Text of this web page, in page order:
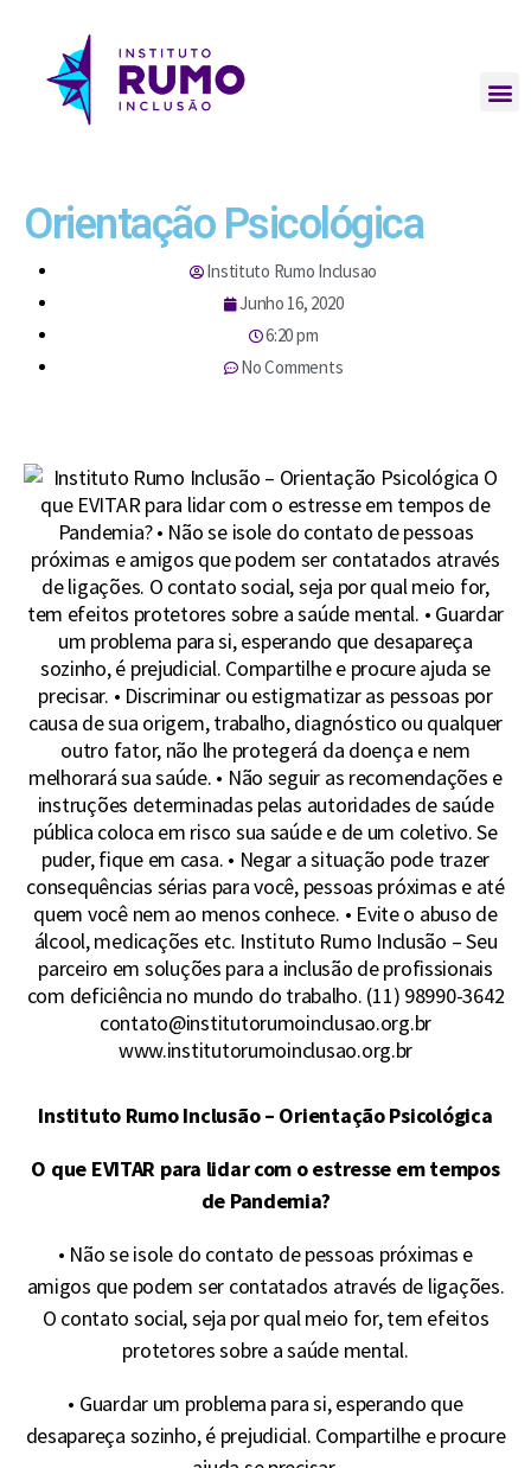
Orientação Psicológica
Instituto Rumo Inclusao
Junho 16, 2020
6:20 pm
No Comments
Instituto Rumo Inclusão – Orientação Psicológica
O que EVITAR para lidar com o estresse em tempos
de Pandemia?
• Não se isole do contato de pessoas próximas e
amigos que podem ser contatados através de ligações.
O contato social, seja por qual meio for, tem efeitos
protetores sobre a saúde mental.
• Guardar um problema para si, esperando que
desapareça sozinho, é prejudicial. Compartilhe e procure